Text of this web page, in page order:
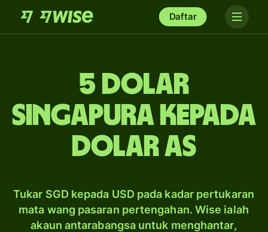
Daftar
5 dolar
Singapura kepada
dolar AS
Tukar SGD kepada USD pada kadar pertukaran
mata wang pasaran pertengahan. Wise ialah
akaun antarabangsa untuk menghantar,